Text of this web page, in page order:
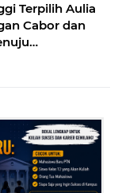
Terpilih Aulia
Cabor dan